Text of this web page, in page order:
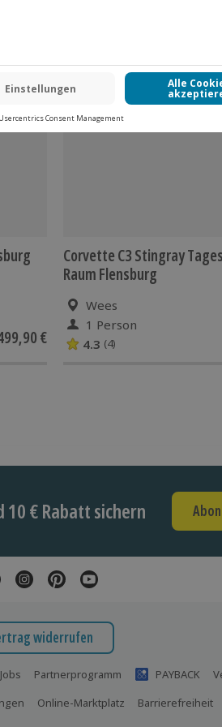
€
-15% CLUB DEAL
Corvette C3 Stingray
Raum Flensburg
Wees
1 Person
4.3 (4)
€ Rabatt sichern
widerrufen
Jobs Partnerprogramm PAYBACK
Online-Marktplatz Barrierefreiheit